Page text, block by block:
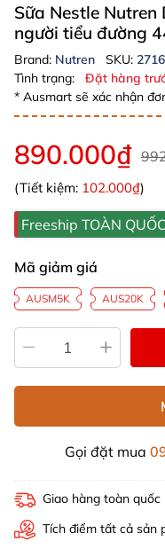
Sữa Nestle
người tiểu đường
Brand: Nutren SKU:
Tình trạng:
Đặt hàng
* Ausmart sẽ xác nhận
890.000₫
(Tiết kiệm: 102.000₫)
Freeship TOÀN QUỐC
Mã giảm giá
AUSM5K AUS20K
Gọi đặt mua
Giao hàng toàn quốc
Tích điểm tất cả sản